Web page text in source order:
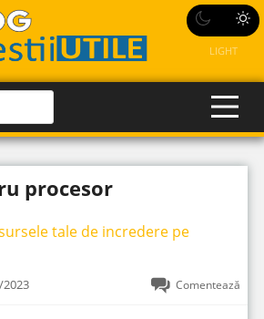
LIGHT
procesor
tale de incredere pe
Comentează